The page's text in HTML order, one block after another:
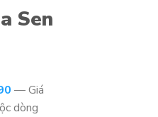
Sen
— Giá
dòng